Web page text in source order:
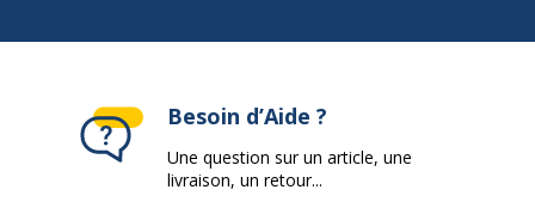
Besoin d’Aide ?
Une question sur un article, une
livraison, un retour...